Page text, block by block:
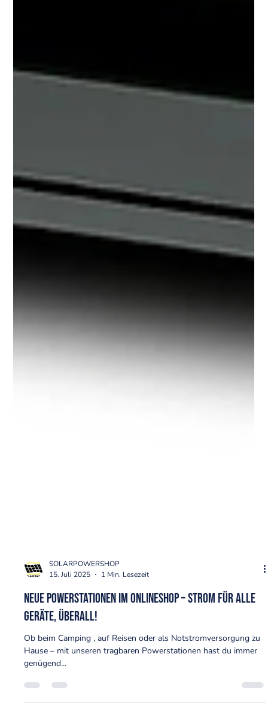
SOLARPOWERSHOP
15. Juli 2025
Neue Powerstationen im Onlineshop – Strom für alle
Geräte, überall!
Hause – mit unseren tragbaren Powerstationen hast du immer
genügend...